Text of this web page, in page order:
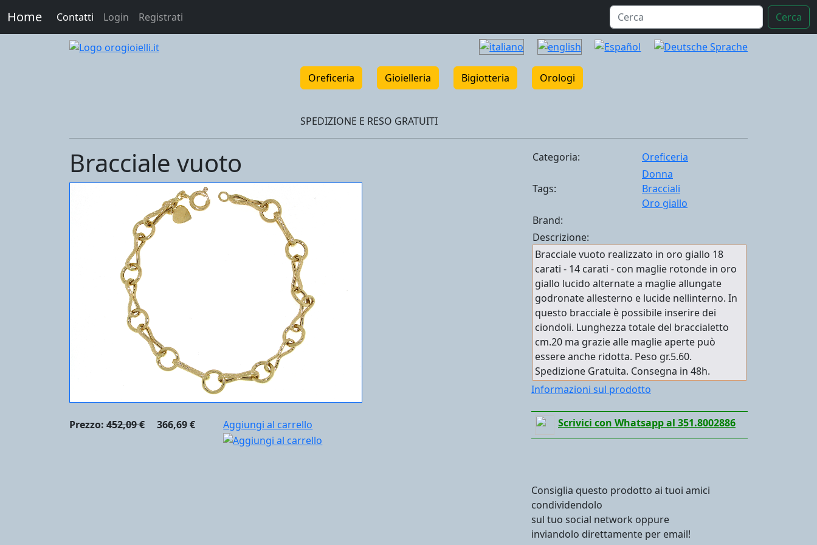
Home Contatti Login Registrati Cerca
Oreficeria Gioielleria Bigiotteria Orologi
SPEDIZIONE E RESO GRATUITI
Bracciale vuoto
Prezzo: 452,09 € 366,69 € Aggiungi al carrello
Categoria: Oreficeria
Tags:
Donna
Bracciali
Oro giallo
Brand:
Descrizione:
Bracciale vuoto realizzato in oro giallo 18
carati - 14 carati - con maglie rotonde in oro
giallo lucido alternate a maglie allungate
godronate allesterno e lucide nellinterno. In
questo bracciale è possibile inserire dei
ciondoli. Lunghezza totale del braccialetto
cm.20 ma grazie alle maglie aperte può
essere anche ridotta. Peso gr.5.60.
Spedizione Gratuita. Consegna in 48h.
Informazioni sul prodotto
Scrivici con Whatsapp al 351.8002886
Consiglia questo prodotto ai tuoi amici
condividendolo
sul tuo social network oppure
inviandolo direttamente per email!